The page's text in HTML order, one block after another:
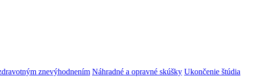
znevýhodnením Náhradné a opravné skúšky Ukončenie štúdia